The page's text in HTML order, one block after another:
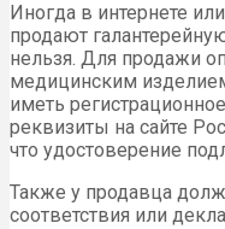
Иногда в интернете
продают
нельзя. Для продажи
медицинским
иметь
реквизиты на сайте
что удостоверение
Также у продавца
соответствия или